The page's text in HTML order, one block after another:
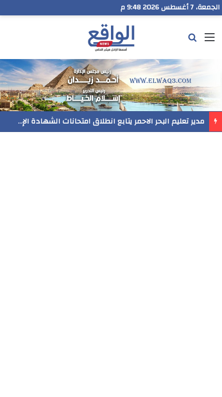
الجمعة، 7 أغسطس 2026 9:48 م
القائمة
مدير تعليم البحر الاحمر يتابع انطلاق امتحانات الشهادة الإعدادية ويؤكد: الانضباط